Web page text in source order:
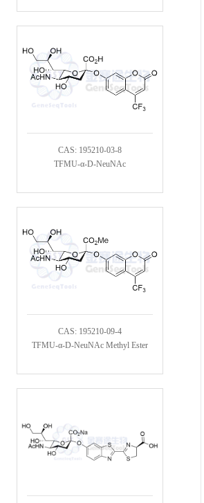
CAS: 195210-03-8
TFMU-α-D-NeuNAc
CAS: 195210-09-4
TFMU-α-D-NeuNAc Methyl Ester